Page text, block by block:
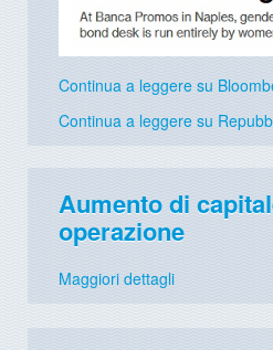
Continua a leggere su
Continua a leggere su
Aumento di
operazione
Maggiori dettagli